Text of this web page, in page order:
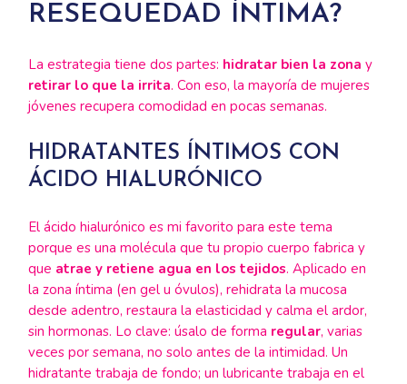
RESEQUEDAD ÍNTIMA?
La estrategia tiene dos partes: hidratar bien la zona y
retirar lo que la irrita. Con eso, la mayoría de mujeres
jóvenes recupera comodidad en pocas semanas.
HIDRATANTES ÍNTIMOS CON
ÁCIDO HIALURÓNICO
El ácido hialurónico es mi favorito para este tema
porque es una molécula que tu propio cuerpo fabrica y
que atrae y retiene agua en los tejidos. Aplicado en
la zona íntima (en gel u óvulos), rehidrata la mucosa
desde adentro, restaura la elasticidad y calma el ardor,
sin hormonas. Lo clave: úsalo de forma regular, varias
veces por semana, no solo antes de la intimidad. Un
hidratante trabaja de fondo; un lubricante trabaja en el